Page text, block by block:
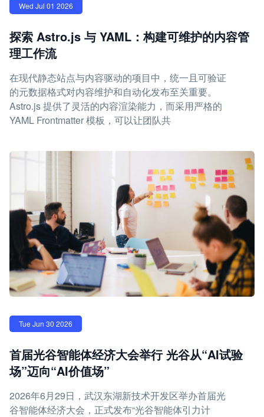
Wed Jul 01 2026
探索 Astro.js 与 YAML：构建可维护的内容管
理工作流
在现代静态站点与内容驱动的项目中，统一且可验证
的元数据格式对内容维护和自动化发布至关重要。
Astro.js 提供了灵活的内容渲染能力，而采用严格的
YAML Frontmatter 模板，可以让团队共
Tue Jun 30 2026
首届光谷智能体经济大会举行 光谷从“AI试验
场”迈向“AI价值场”
2026年6月29日，武汉东湖新技术开发区举办首届光
谷智能体经济大会，正式发布“光谷智能体引力计